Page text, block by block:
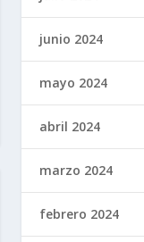
junio 2024
mayo 2024
abril 2024
marzo 2024
febrero 2024